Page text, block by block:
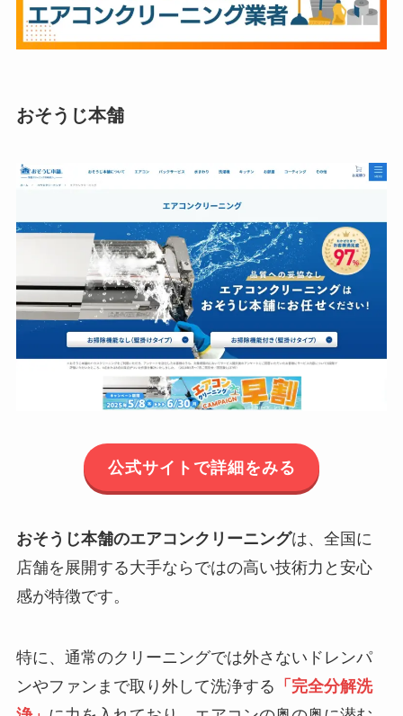
おそうじ本舗
公式サイトで詳細をみる
おそうじ本舗のエアコンクリーニングは、全国に
店舗を展開する大手ならではの高い技術力と安心
感が特徴です。
特に、通常のクリーニングでは外さないドレンパ
ンやファンまで取り外して洗浄する 「完全分解洗